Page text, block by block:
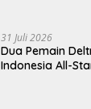
31 Juli 2026
Dua Pemain
Indonesia All-